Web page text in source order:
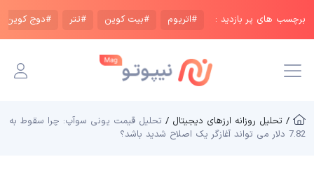
برچسب های پر بازدید : #اتریوم #بیت کوین #تتر #دوج کوین
/ تحلیل روزانه ارزهای دیجیتال / تحلیل قیمت یونی سوآپ: چرا سقوط به
7.82 دلار می تواند آغازگر یک اصلاح شدید باشد؟